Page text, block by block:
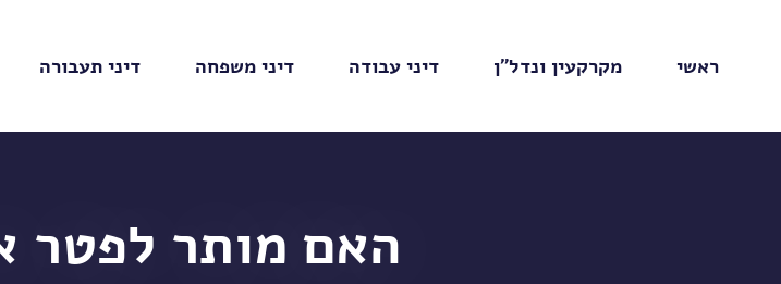
ראשי מקרקעין ונדל"ן דיני עבודה דיני משפחה דיני תעבורה
האם מותר לפטר